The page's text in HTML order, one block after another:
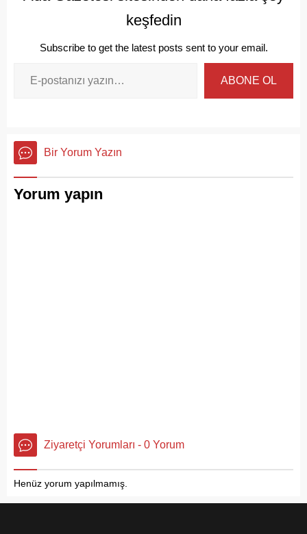
keşfedin
Subscribe to get the latest posts sent to your email.
ABONE OL
Bir Yorum Yazın
Yorum yapın
Ziyaretçi Yorumları - 0 Yorum
Henüz yorum yapılmamış.